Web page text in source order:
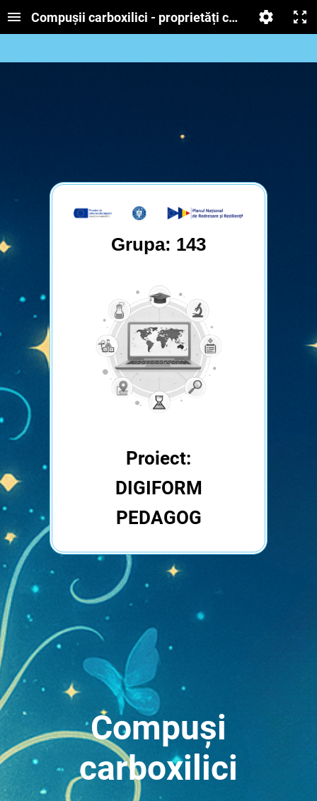
Compușii carboxilici - proprietăți chimice
Grupa: 143
Proiect:
DIGIFORM
PEDAGOG
Compuși
carboxilici